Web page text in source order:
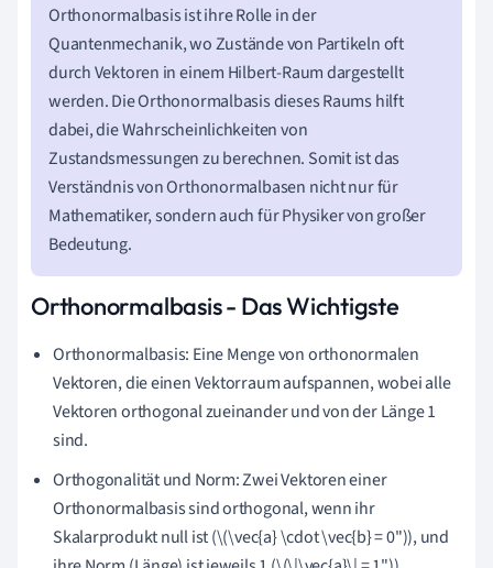
Orthonormalbasis ist ihre Rolle in der
Quantenmechanik, wo Zustände von Partikeln oft
durch Vektoren in einem Hilbert-Raum dargestellt
werden. Die Orthonormalbasis dieses Raums hilft
dabei, die Wahrscheinlichkeiten von
Zustandsmessungen zu berechnen. Somit ist das
Verständnis von Orthonormalbasen nicht nur für
Mathematiker, sondern auch für Physiker von großer
Bedeutung.
Orthonormalbasis - Das Wichtigste
Orthonormalbasis: Eine Menge von orthonormalen
Vektoren, die einen Vektorraum aufspannen, wobei alle
Vektoren orthogonal zueinander und von der Länge 1
sind.
Orthogonalität und Norm: Zwei Vektoren einer
Orthonormalbasis sind orthogonal, wenn ihr
Skalarprodukt null ist (\(\vec{a}\cdot \vec{b} = 0")), und